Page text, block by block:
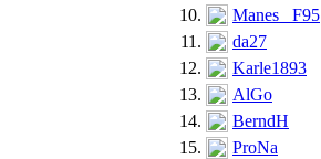
10.
Manes _F95
11.
da27
12.
Karle1893
13.
AlGo
14.
BerndH
15.
ProNa